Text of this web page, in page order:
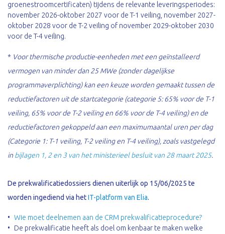
groenestroomcertificaten) tijdens de relevante leveringsperiodes:
november 2026-oktober 2027 voor de T-1 veiling, november 2027-
oktober 2028 voor de T-2 veiling of november 2029-oktober 2030
voor de T-4 veiling.
* Voor thermische productie-eenheden met een geïnstalleerd
vermogen van minder dan 25 MWe (zonder dagelijkse
programmaverplichting) kan een keuze worden gemaakt tussen de
reductiefactoren uit de startcategorie (categorie 5: 65% voor de T-1
veiling, 65% voor de T-2 veiling en 66% voor de T-4 veiling) en de
reductiefactoren gekoppeld aan een maximumaantal uren per dag
(Categorie 1: T-1 veiling, T-2 veiling en T-4 veiling), zoals vastgelegd
in bijlagen 1, 2 en 3 van het ministerieel besluit van 28 maart 2025.
De prekwalificatiedossiers dienen uiterlijk op 15/06/2025 te
worden ingediend via hetIT-platform van Elia.
Wie moet deelnemen aan de CRM prekwalificatieprocedure?
De prekwalificatie heeft als doel om kenbaar te maken welke